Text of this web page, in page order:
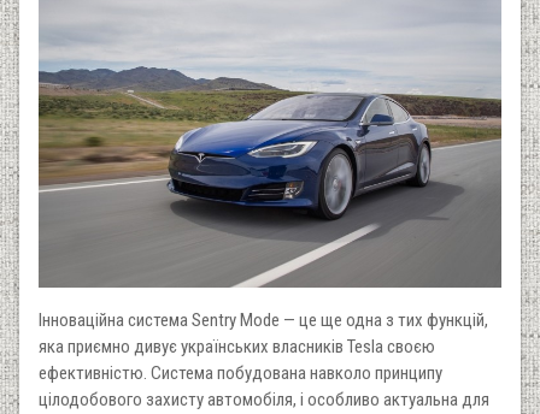
Інноваційна система Sentry Mode — це ще одна з тих функцій,
яка приємно дивує українських власників Tesla своєю
ефективністю. Система побудована навколо принципу
цілодобового захисту автомобіля, і особливо актуальна для